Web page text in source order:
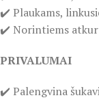
✔️ Plaukams,
✔️ Norintiems
PRIVALUMAI
✔️ Palengvina